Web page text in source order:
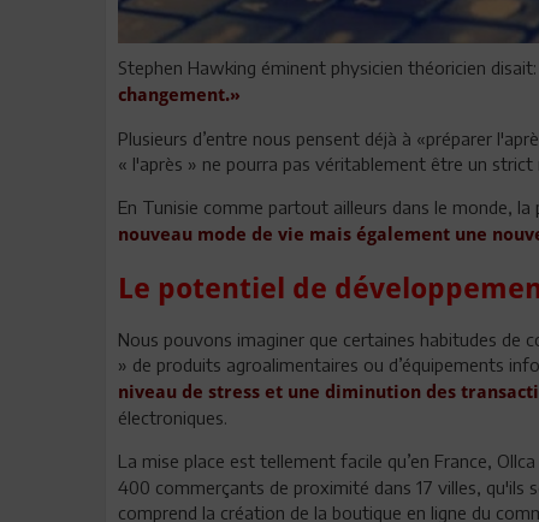
Stephen Hawking éminent physicien théoricien disait:
changement.»
Plusieurs d’entre nous pensent déjà à «préparer
« l'après » ne pourra pas véritablement être un
En Tunisie comme partout ailleurs dans le monde,
nouveau mode de vie mais également une
Le potentiel de
Nous pouvons imaginer que certaines habitudes de
» de produits agroalimentaires ou d’équipements
niveau de stress et une diminution des
électroniques.
La mise place est tellement facile qu’en France,
400 commerçants de proximité dans 17 villes, qu'ils
comprend la création de la boutique en ligne du